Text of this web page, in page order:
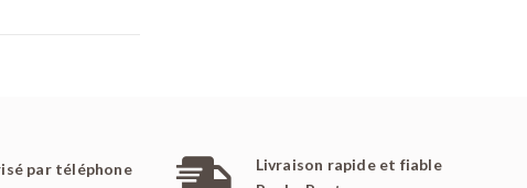
par téléphone
Livraison rapide et fiable